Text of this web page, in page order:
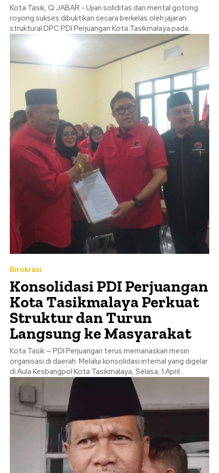
Kota Tasik, Q JABAR - Ujian soliditas dan mental gotong
royong sukses dibuktikan secara berkelas oleh jajaran
struktural DPC PDI Perjuangan Kota Tasikmalaya pada...
Birokrasi
Konsolidasi PDI Perjuangan
Kota Tasikmalaya Perkuat
Struktur dan Turun
Langsung ke Masyarakat
Kota Tasik — PDI Perjuangan terus memanaskan mesin
organisasi di daerah. Melalui konsolidasi internal yang digelar
di Aula Kesbangpol Kota Tasikmalaya, Selasa, 1 April...